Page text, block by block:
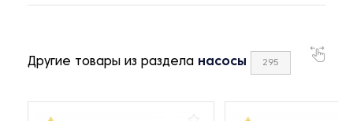
Другие товары из раздела насосы 295